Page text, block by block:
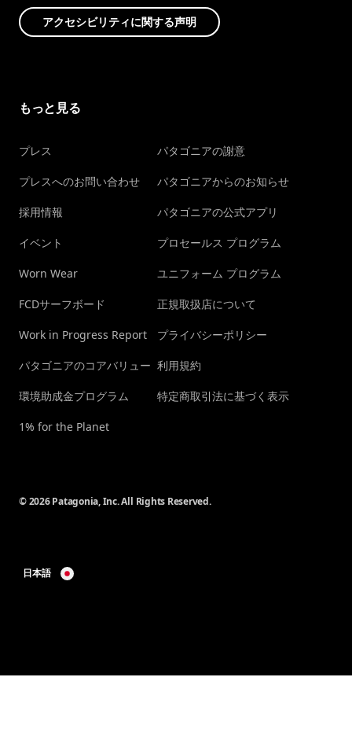
アクセシビリティに関する声明
もっと見る
プレス
プレスへのお問い合わせ
採用情報
イベント
Worn Wear
FCDサーフボード
Work in Progress Report
パタゴニアのコアバリュー
環境助成金プログラム
1% for the Planet
パタゴニアの謝意
パタゴニアからのお知らせ
パタゴニアの公式アプリ
プロセールス プログラム
ユニフォーム プログラム
正規取扱店について
プライバシーポリシー
利用規約
特定商取引法に基づく表示
© 2026 Patagonia, Inc. All Rights Reserved.
日本語